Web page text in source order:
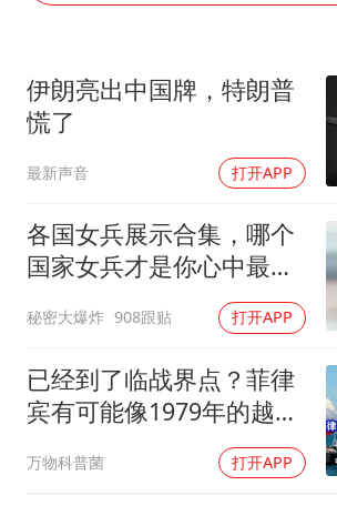
猫咪过火把节
BLG经理辟谣
暴雨预报为何
伊朗亮出中国牌，特朗普
慌了
最新声音 打开APP
各国女兵展示合集，哪个
国家女兵才是你心中最飒
秘密大爆炸 908跟贴 打开APP
已经到了临战界点？菲律
宾有可能像1979年的越南
万物科普菌 打开APP